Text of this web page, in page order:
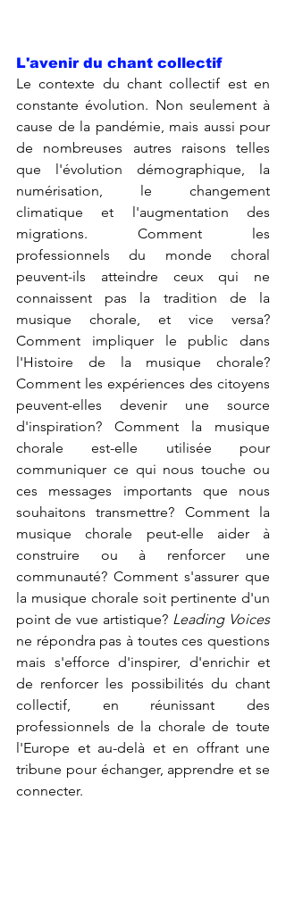
L'avenir du chant collectif
Le contexte du chant collectif est en
constante évolution. Non seulement à
cause de la pandémie, mais aussi pour
de nombreuses autres raisons telles
que l'évolution démographique, la
numérisation, le changement
climatique et l'augmentation des
migrations. Comment les
professionnels du monde choral
peuvent-ils atteindre ceux qui ne
connaissent pas la tradition de la
musique chorale, et vice versa?
Comment impliquer le public dans
l'Histoire de la musique chorale?
Comment les expériences des citoyens
peuvent-elles devenir une source
d'inspiration? Comment la musique
chorale est-elle utilisée pour
communiquer ce qui nous touche ou
ces messages importants que nous
souhaitons transmettre? Comment la
musique chorale peut-elle aider à
construire ou à renforcer une
communauté? Comment s'assurer que
la musique chorale soit pertinente d'un
point de vue artistique? Leading Voices
ne répondra pas à toutes ces questions
mais s'efforce d'inspirer, d'enrichir et
de renforcer les possibilités du chant
collectif, en réunissant des
professionnels de la chorale de toute
l'Europe et au-delà et en offrant une
tribune pour échanger, apprendre et se
connecter.